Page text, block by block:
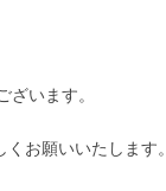
ざいます。
くお願いいたします。